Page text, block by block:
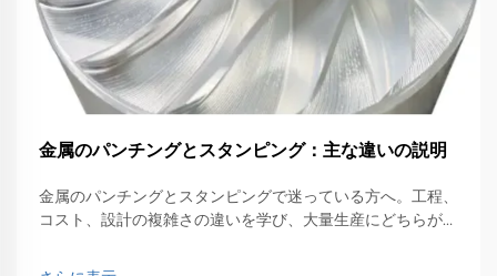
金属のパンチングとスタンピング：主な違いの説明
金属のパンチングとスタンピングで迷っている方へ。工程、
コスト、設計の複雑さの違いを学び、大量生産にどちらが適